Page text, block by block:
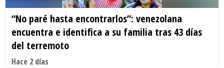
“No paré hasta encontrarlos”: venezolana
encuentra e identifica a su familia tras 43 días
del terremoto
Hace 2 días